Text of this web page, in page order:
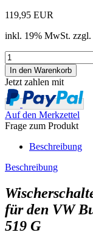
119,95 EUR
inkl. 19% MwSt. zzgl.
Jetzt zahlen mit
Auf den Merkzettel
Frage zum Produkt
Beschreibung
Beschreibung
für den VW
519 G